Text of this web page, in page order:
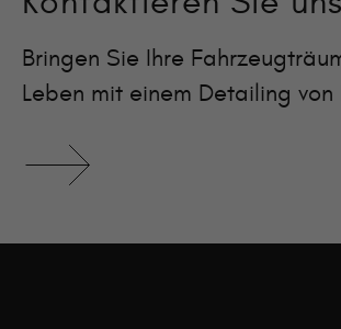
Bringen Sie Ihre
Leben mit einem Detailing von